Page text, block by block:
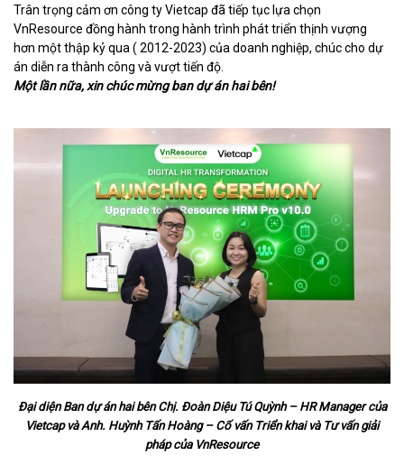
Trân trọng cảm ơn công ty Vietcap đã tiếp tục lựa chọn
VnResource đồng hành trong hành trình phát triển thịnh vượng
hơn một thập kỷ qua ( 2012-2023) của doanh nghiệp, chúc cho dự
án diễn ra thành công và vượt tiến độ.
Một lần nữa, xin chúc mừng ban dự án hai bên!
Đại diện Ban dự án hai bên Chị. Đoàn Diệu Tú Quỳnh – HR Manager của
Vietcap và Anh. Huỳnh Tấn Hoàng – Cố vấn Triển khai và Tư vấn giải
pháp của VnResource